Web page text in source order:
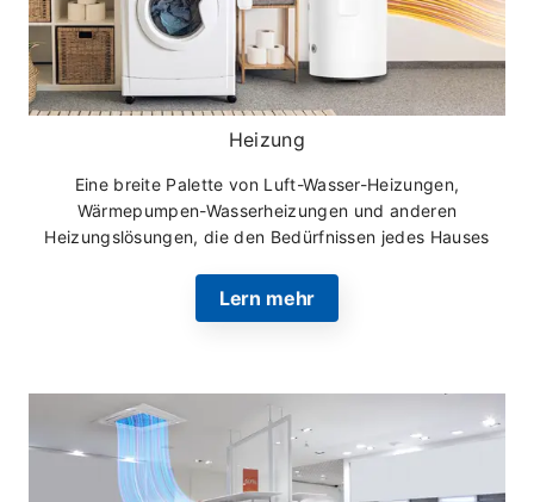
Heizung
Eine breite Palette von Luft-Wasser-Heizungen,
Wärmepumpen-Wasserheizungen und anderen
Heizungslösungen, die den Bedürfnissen jedes Hauses
Lern mehr